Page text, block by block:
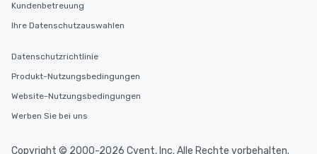
Kundenbetreuung
Ihre Datenschutzauswahlen
Datenschutzrichtlinie
Produkt-Nutzungsbedingungen
Website-Nutzungsbedingungen
Werben Sie bei uns
Copyright © 2000-2026 Cvent, Inc. Alle Rechte vorbehalten.